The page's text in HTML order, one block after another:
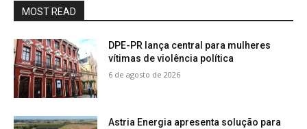
MOST READ
DPE-PR lança central para mulheres
vítimas de violência política
6 de agosto de 2026
Astria Energia apresenta solução para